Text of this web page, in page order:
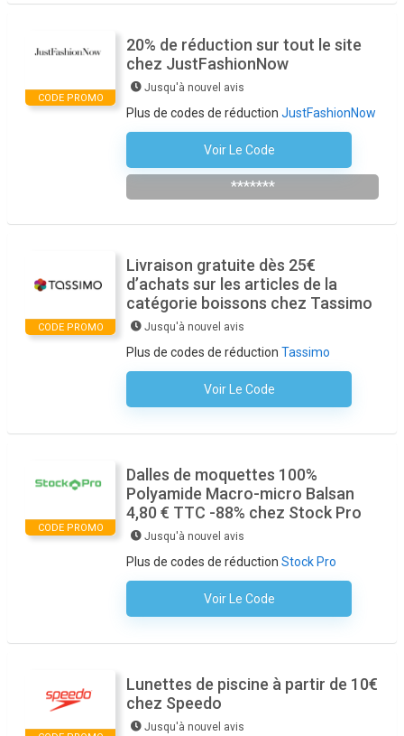
CODE PROMO
20% de réduction sur tout le site
chez JustFashionNow
Jusqu'à nouvel avis
Plus de codes de réduction JustFashionNow
Voir Le Code
*******
CODE PROMO
Livraison gratuite dès 25€
d’achats sur les articles de la
catégorie boissons chez Tassimo
Jusqu'à nouvel avis
Plus de codes de réduction Tassimo
Voir Le Code
Aucun Code N'est Nécessaire
CODE PROMO
Dalles de moquettes 100%
Polyamide Macro-micro Balsan
4,80 € TTC -88% chez Stock Pro
Jusqu'à nouvel avis
Plus de codes de réduction Stock Pro
Voir Le Code
Aucun Code N'est Nécessaire
Lunettes de piscine à partir de 10€
chez Speedo
Jusqu'à nouvel avis